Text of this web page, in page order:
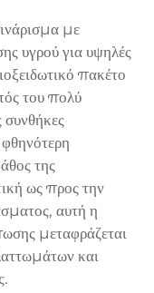
με
υγρού για υψηλές
πακέτο
του πολύ
συνθήκες
της
ως προς την
αυτή η
μεταφράζεται
και